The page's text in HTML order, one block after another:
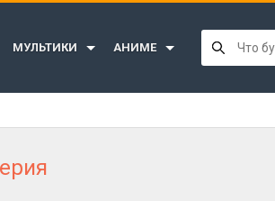
МУЛЬТИКИ АНИМЕ